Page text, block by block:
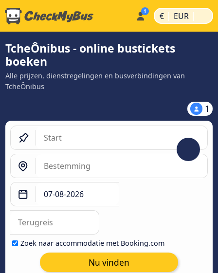
€ | EUR |
TcheÔnibus - online bustickets
boeken
Alle prijzen, dienstregelingen en busverbindingen van
TcheÔnibus
1
Zoek naar accommodatie met Booking.com
Nu vinden